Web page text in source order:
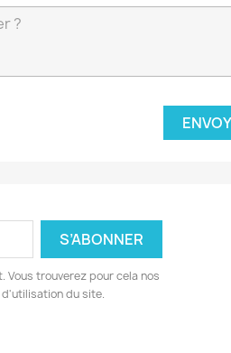
Vous trouverez pour cela nos
du site.